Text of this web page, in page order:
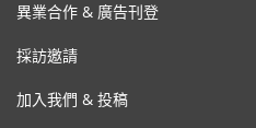
異業合作 & 廣告刊登
採訪邀請
加入我們 & 投稿